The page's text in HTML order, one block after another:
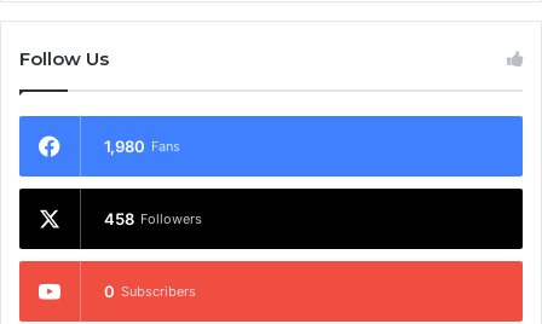
Follow Us
1,980 Fans
458 Followers
0 Subscribers